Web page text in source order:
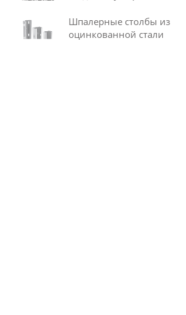
Шпалерные столбы из
оцинкованной стали